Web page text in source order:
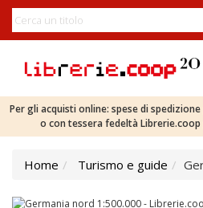
Per gli acquisti online: spese di
o con tessera fedeltà
Home Turismo e guide